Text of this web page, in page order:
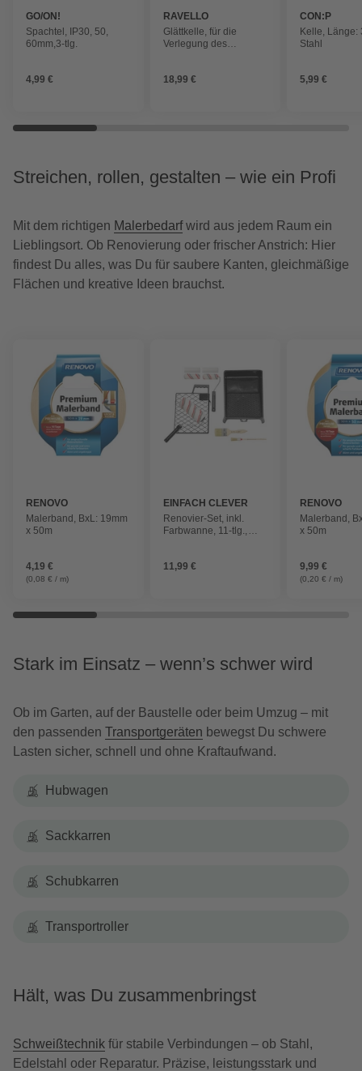
GO/ON!
Spachtel, IP30, 50,
60mm,3-tlg.
4,99 €
RAVELLO
Glättkelle, für die
Verlegung des
0,7 mm
18,99 €
CON:P
Kelle, Länge:
Stahl
5,99 €
Streichen, rollen, gestalten – wie ein Profi
Mit dem richtigen Malerbedarfwird aus jedem Raum ein
Lieblingsort. Ob Renovierung oder frischer Anstrich: Hier
findest Du alles, was Du für saubere Kanten, gleichmäßige
Flächen und kreative Ideen brauchst.
RENOVO
Malerband, BxL: 19mm
x 50m
4,19 €
(0,08 € / m)
EINFACH CLEVER
Renovier-Set, inkl.
Farbwanne, 11-tlg.,
11,99 €
RENOVO
Malerband,
x 50m
9,99 €
(0,20 € / m)
Stark im Einsatz – wenn’s schwer wird
Ob im Garten, auf der Baustelle oder beim Umzug – mit
den passenden Transportgeräten bewegst Du schwere
Lasten sicher, schnell und ohne Kraftaufwand.
Hubwagen
Sackkarren
Schubkarren
Transportroller
Hält, was Du zusammenbringst
Schweißtechnik für stabile Verbindungen – ob Stahl,
Edelstahl oder Reparatur. Präzise, leistungsstark und